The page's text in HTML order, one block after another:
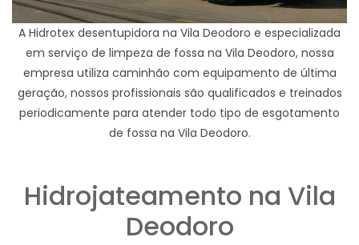
A Hidrotex desentupidora na Vila Deodoro e especializada
em serviço de limpeza de fossa na Vila Deodoro, nossa
empresa utiliza caminhão com equipamento de última
geração, nossos profissionais são qualificados e treinados
periodicamente para atender todo tipo de esgotamento
de fossa na Vila Deodoro.
Hidrojateamento na Vila
Deodoro